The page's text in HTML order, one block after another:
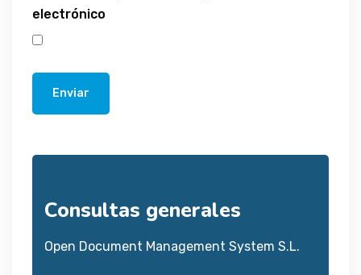
electrónico
Enviar
Consultas generales
Open Document Management System S.L.